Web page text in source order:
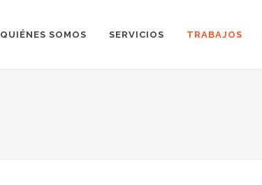
QUIÉNES SOMOS SERVICIOS TRABAJOS